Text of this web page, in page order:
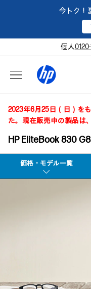
今トク！
個人
2023年6月25日（日）を
た。現在販売中の製品は、
HP EliteBook 830
価格・モデル一覧